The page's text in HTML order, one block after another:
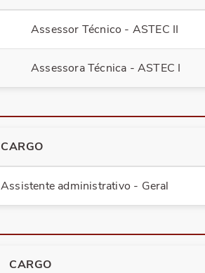
Assessor Técnico - ASTEC II
Assessora Técnica - ASTEC I
CARGO
Assistente administrativo - Geral
CARGO